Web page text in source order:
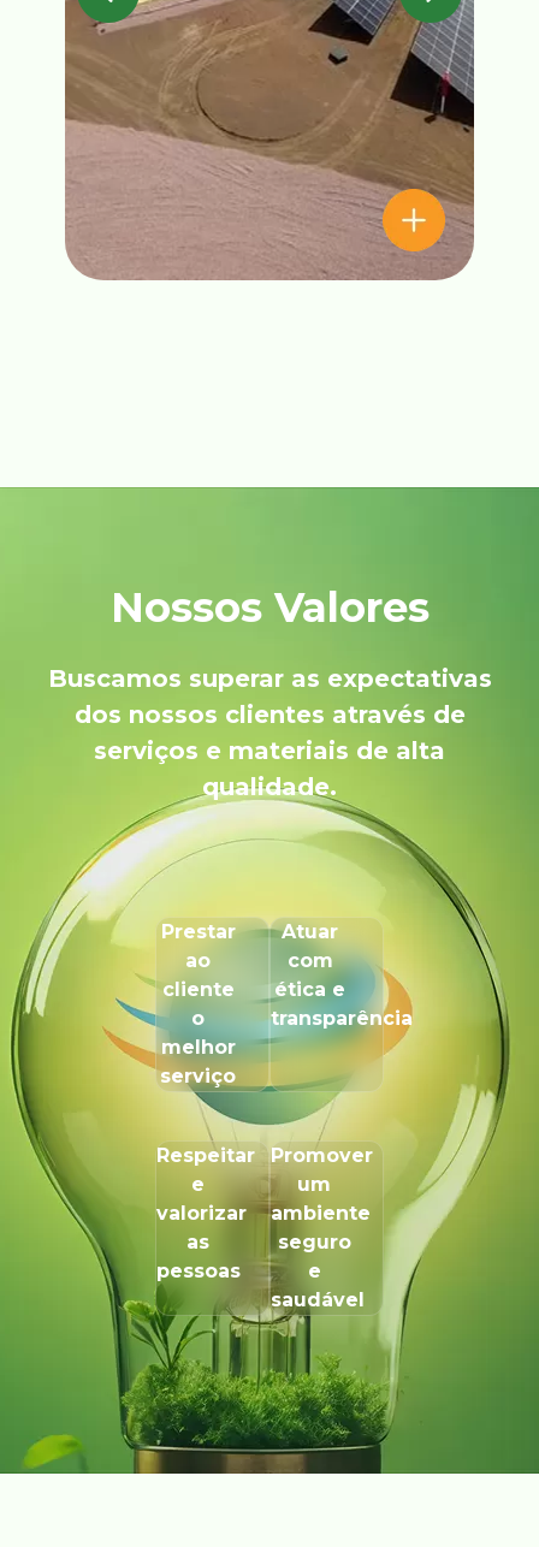
Nossos Valores
Buscamos superar as expectativas
dos nossos clientes através de
serviços e materiais de alta
qualidade.
Prestar
ao
cliente
o
melhor
serviço
Atuar
com
ética e
transparência
Respeitar
e
valorizar
as
pessoas
Promover
um
ambiente
seguro
e
saudável